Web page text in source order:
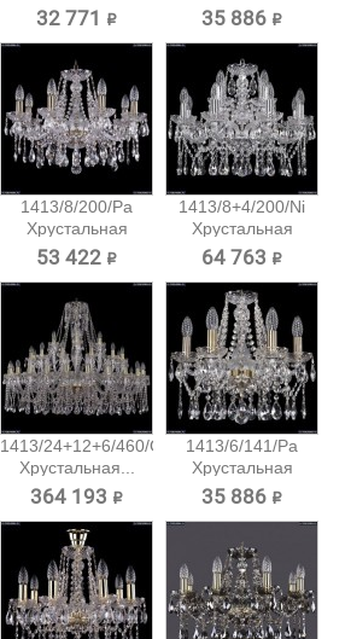
подвесная...
32 771 ₽ 35 886 ₽
1413/8/200/Pa
Хрустальная
подвесная...
53 422 ₽
1413/8+4/200/Ni
Хрустальная
подвесная...
64 763 ₽
1413/24+12+6/460/G
Хрустальная...
364 193 ₽
1413/6/141/Pa
Хрустальная
подвесная...
35 886 ₽